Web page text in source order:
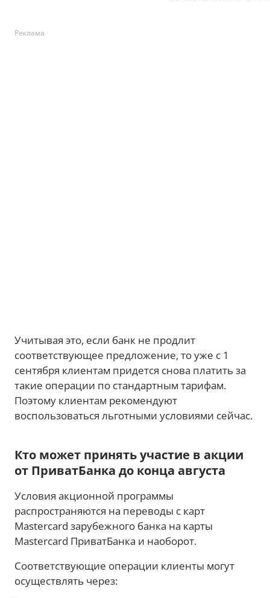
Реклама
Учитывая это, если банк не продлит
соответствующее предложение, то уже с 1
сентября клиентам придется снова платить за
такие операции по стандартным тарифам.
Поэтому клиентам рекомендуют
воспользоваться льготными условиями сейчас.
Кто может принять участие в акции
от ПриватБанка до конца августа
Условия акционной программы
распространяются на переводы с карт
Mastercard зарубежного банка на карты
Mastercard ПриватБанка и наоборот.
Соответствующие операции клиенты могут
осуществлять через: